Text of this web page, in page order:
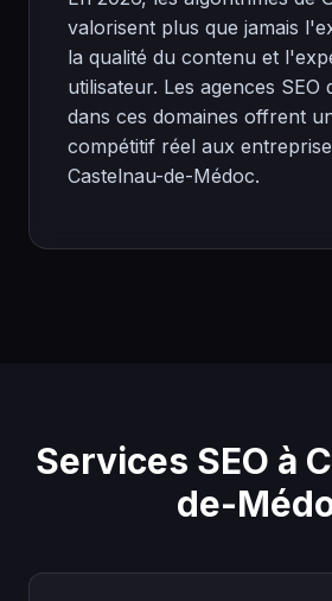
valorisent plus que jamais
la qualité du contenu et
utilisateur. Les agences SEO
dans ces domaines offrent
compétitif réel aux
Castelnau-de-Médoc.
Services SEO à
de-